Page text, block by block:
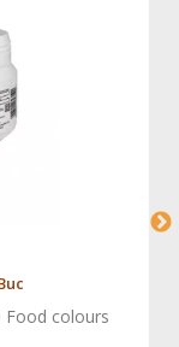
Food colours